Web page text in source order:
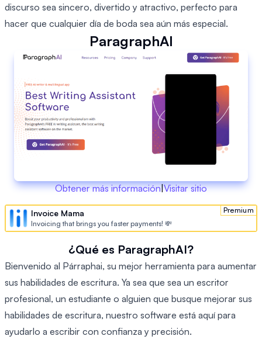
discurso sea sincero, divertido y atractivo, perfecto para
hacer que cualquier día de boda sea aún más especial.
ParagraphAI
Obtener más información|Visitar sitio
Premium
Invoice Mama
Invoicing that brings you faster payments! 💸
¿Qué es ParagraphAI?
Bienvenido al Párraphai, su mejor herramienta para aumentar
sus habilidades de escritura. Ya sea que sea un escritor
profesional, un estudiante o alguien que busque mejorar sus
habilidades de escritura, nuestro software está aquí para
ayudarlo a escribir con confianza y precisión.